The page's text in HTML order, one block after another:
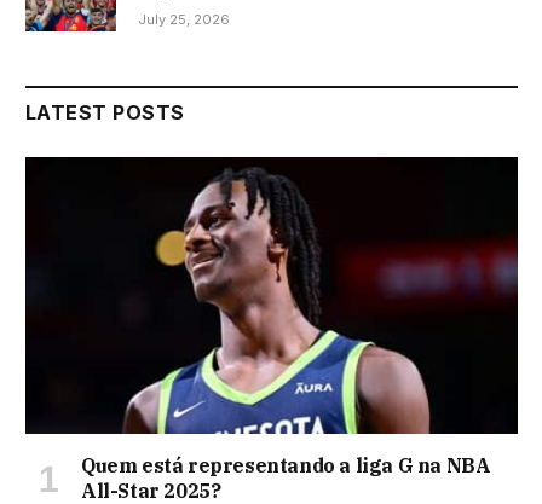
July 25, 2026
LATEST POSTS
Quem está representando a liga G na NBA
All-Star 2025?